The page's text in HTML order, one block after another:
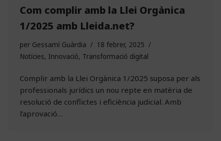
Com complir amb la Llei Orgànica
1/2025 amb Lleida.net?
per Gessamí Guàrdia
18 febrer, 2025
Notícies, Innovació, Transformació digital
Complir amb la Llei Orgànica 1/2025 suposa per als
professionals jurídics un nou repte en matèria de
resolució de conflictes i eficiència judicial. Amb
l’aprovació…